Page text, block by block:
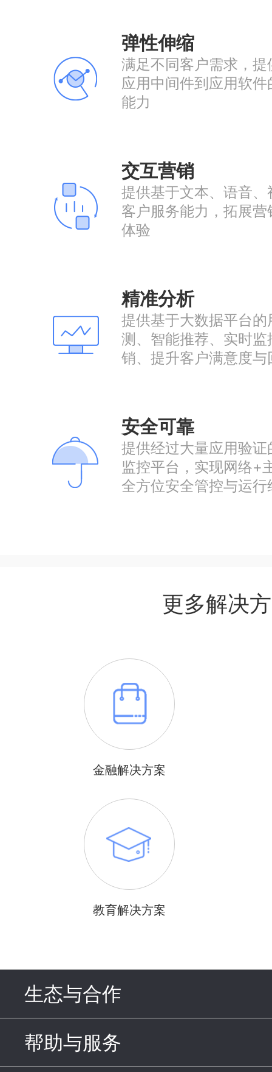
弹性伸缩
满足不同客户需求，
应用中间件到应用软
能力
交互营销
提供基于文本、语音
客户服务能力，拓展
体验
精准分析
提供基于大数据平台
测、智能推荐、实时
销、提升客户满意度与
安全可靠
提供经过大量应用验
监控平台，实现网络+
全方位安全管控与运行
更多解决
金融解决方案
教育解决方案
生态与合作
帮助与服务